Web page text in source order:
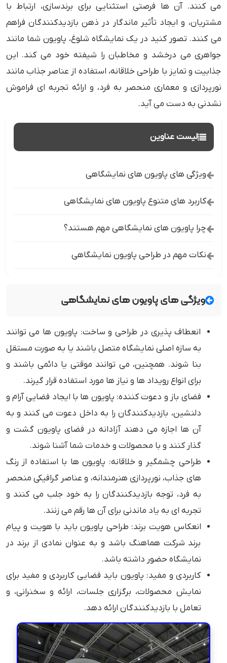
می کنند. آن ها فرصتی استثنایی برای برندسازی، ارتباط با
مشتریان، و ایجاد تأثیر ماندگار در ذهن بازدیدکنندگان فراهم
می کنند. تصور کنید در یک نمایشگاه شلوغ، پاویون شما مانند
جواهری می درخشد و مخاطبان را شیفته خود می کند. این
جذابیت و تمایز با طراحی خلاقانه، استفاده از عناصر جذاب مانند
نورپردازی و معماری منحصر به فرد، و ارائه تجربه ای فراموش
نشدنی به دست می آید.
لیست عناوین
ویژگی های پاویون های نمایشگاهی
کاربرد های متنوع پاویون های نمایشگاهی
چرا پاویون های نمایشگاهی مهم هستند؟
نکات مهم در طراحی پاویون نمایشگاهی
ویژگی های پاویون های نمایشگاهی
انعطاف پذیری در طراحی و ساخت: پاویون ها می توانند
به سازه اصلی نمایشگاه متصل باشند یا به صورت مستقل
بنا شوند. همچنین، می توانند موقتی یا دائمی باشند و
برای انواع رویداد ها و نیاز ها مورد استفاده قرار گیرند.
فضای باز و دعوت کننده: پاویون ها با ایجاد فضایی آرام و
دلنشین، بازدیدکنندگان را به داخل دعوت می کنند و به
آن ها اجازه می دهند آزادانه در فضای پاویون گشت و
گذار کنند و با محصولات و خدمات شما آشنا شوند.
طراحی چشمگیر و خلاقانه: پاویون ها با استفاده از رنگ
های جذاب، نورپردازی هنرمندانه، و عناصر گرافیکی منحصر
به فرد، توجه بازدیدکنندگان را به خود جلب می کنند و
تجربه ای به یاد ماندنی برای آن ها رقم می زنند.
انعکاس هویت برند: طراحی پاویون باید با هویت و پیام
برند شرکت هماهنگ باشد و به عنوان نمادی از برند در
نمایشگاه حضور داشته باشد.
کاربردی و مفید: پاویون باید فضایی کاربردی و مفید برای
نمایش محصولات، برگزاری جلسات، ارائه و سخنرانی، و
تعامل با بازدیدکنندگان ارائه دهد.